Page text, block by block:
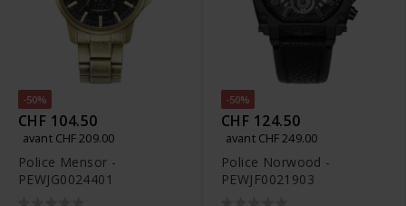
-50%
CHF 104.50
avant CHF 209.00
Police Mensor -
PEWJG0024401
-50%
CHF 124.50
avant CHF 249.00
Police Norwood -
PEWJF0021903